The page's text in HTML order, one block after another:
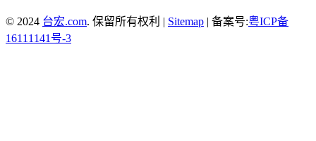
© 2024 台宏.com. 保留所有权利 | Sitemap | 备案号:粤ICP备
16111141号-3